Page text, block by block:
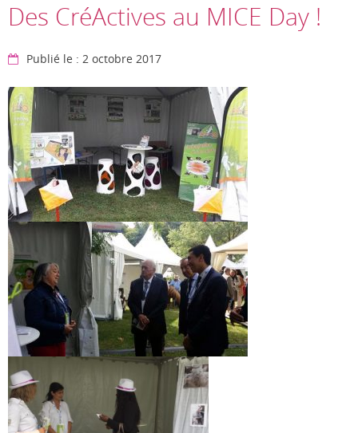
Des CréActives au MICE Day !
Publié le : 2 octobre 2017